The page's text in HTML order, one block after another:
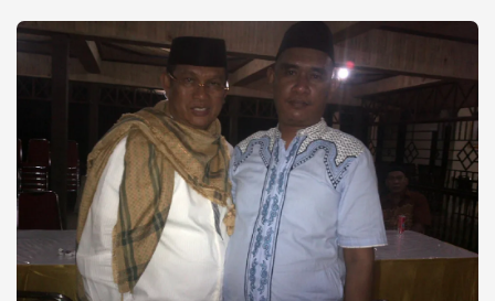
Otomotif
Sport
Life Style
Profil
Opini